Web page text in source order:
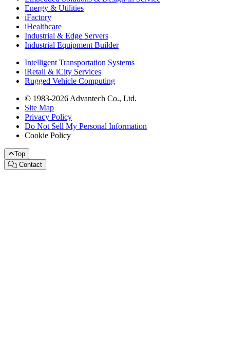
Energy & Utilities
iFactory
iHealthcare
Industrial & Edge Servers
Industrial Equipment Builder
Intelligent Transportation Systems
iRetail & iCity Services
Rugged Vehicle Computing
© 1983-2026 Advantech Co., Ltd.
Site Map
Privacy Policy
Do Not Sell My Personal Information
Cookie Policy
Top
Contact